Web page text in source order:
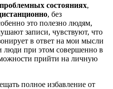
состояниях,
, без
это полезно людям,
записи, чувствуют, что
в ответ на мои мысли
люди при этом совершенно в
прийти на личную
полное избавление от